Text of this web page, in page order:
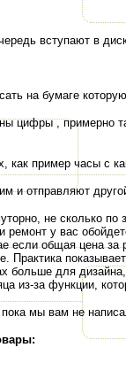
вступают в
на бумаге
цифры , примерно
как пример часы с
и отправляют
не сколько по
ремонт у вас
если общая цена
больше для
из-за функции,
мы вам не